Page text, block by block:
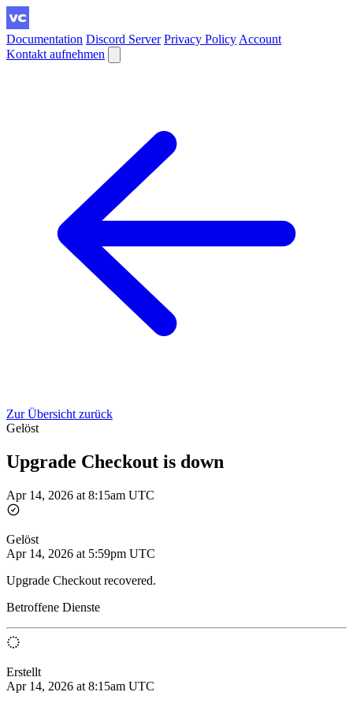
Documentation Discord Server Privacy Policy Account
Kontakt aufnehmen
Zur Übersicht zurück
Gelöst
Upgrade Checkout is down
Apr 14, 2026 at 8:15am UTC
Gelöst
Apr 14, 2026 at 5:59pm UTC
Upgrade Checkout recovered.
Betroffene Dienste
Erstellt
Apr 14, 2026 at 8:15am UTC